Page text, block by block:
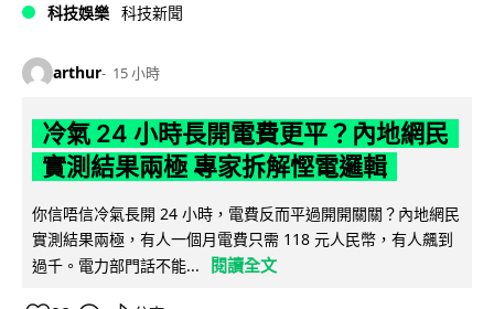
科技娛樂 科技新聞
arthur 15 小時
冷氣 24 小時長開電費更平？內地網民
實測結果兩極 專家拆解慳電邏輯
你信唔信冷氣長開 24 小時，電費反而平過開開關關？內地網民
實測結果兩極，有人一個月電費只需 118 元人民幣，有人飆到
過千。電力部門話不能...
閱讀全文